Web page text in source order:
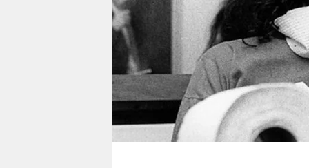
veranstaltungen
shop
fragen & hilfe
unterstützen
genossenschaft